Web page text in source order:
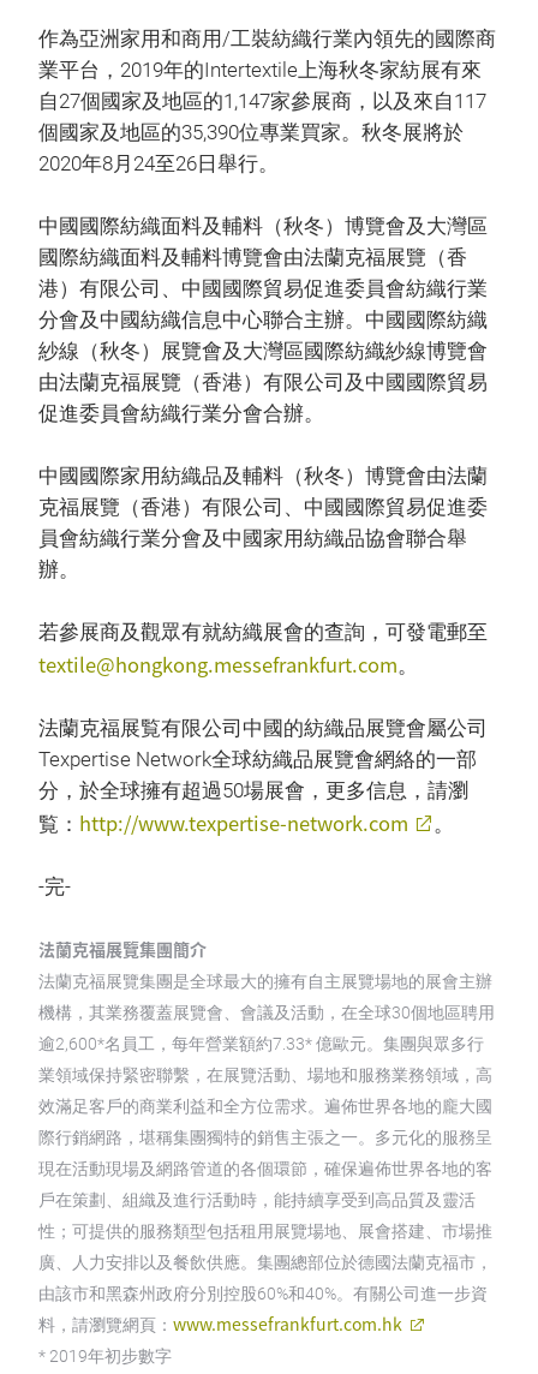
作為亞洲家用和商用/工裝紡織行業內領先的國際商
業平台，2019年的Intertextile上海秋冬家紡展有來
自27個國家及地區的1,147家參展商，以及來自117
個國家及地區的35,390位專業買家。秋冬展將於
2020年8月24至26日舉行。
中國國際紡織面料及輔料（秋冬）博覽會及大灣區
國際紡織面料及輔料博覽會由法蘭克福展覽（香
港）有限公司、中國國際貿易促進委員會紡織行業
分會及中國紡織信息中心聯合主辦。中國國際紡織
紗線（秋冬）展覽會及大灣區國際紡織紗線博覽會
由法蘭克福展覽（香港）有限公司及中國國際貿易
促進委員會紡織行業分會合辦。
中國國際家用紡織品及輔料（秋冬）博覽會由法蘭
克福展覽（香港）有限公司、中國國際貿易促進委
員會紡織行業分會及中國家用紡織品協會聯合舉
辦。
若參展商及觀眾有就紡織展會的查詢，可發電郵至
textile@hongkong.messefrankfurt.com。
法蘭克福展覧有限公司中國的紡織品展覽會屬公司
Texpertise Network全球紡織品展覽會網絡的一部
分，於全球擁有超過50場展會，更多信息，請瀏
覧： http://www.texpertise-network.com 。
-完-
法蘭克福展覽集團簡介
法蘭克福展覽集團是全球最大的擁有自主展覽場地的展會主辦
機構，其業務覆蓋展覽會、會議及活動，在全球30個地區聘用
逾2,600*名員工，每年營業額約7.33* 億歐元。集團與眾多行
業領域保持緊密聯繫，在展覽活動、場地和服務業務領域，高
效滿足客戶的商業利益和全方位需求。遍佈世界各地的龐大國
際行銷網路，堪稱集團獨特的銷售主張之一。多元化的服務呈
現在活動現場及網路管道的各個環節，確保遍佈世界各地的客
戶在策劃、組織及進行活動時，能持續享受到高品質及靈活
性；可提供的服務類型包括租用展覽場地、展會搭建、市場推
廣、人力安排以及餐飲供應。集團總部位於德國法蘭克福市，
由該市和黑森州政府分別控股60%和40%。有關公司進一步資
料，請瀏覽網頁： www.messefrankfurt.com.hk
* 2019年初步數字